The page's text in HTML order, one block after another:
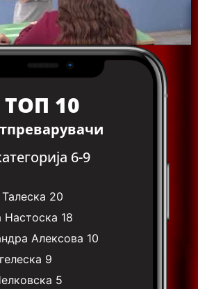
ТОП 10
6-9
20
Настоска 18
Алексова 10
9
5